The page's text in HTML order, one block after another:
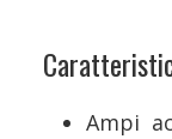
Ampi